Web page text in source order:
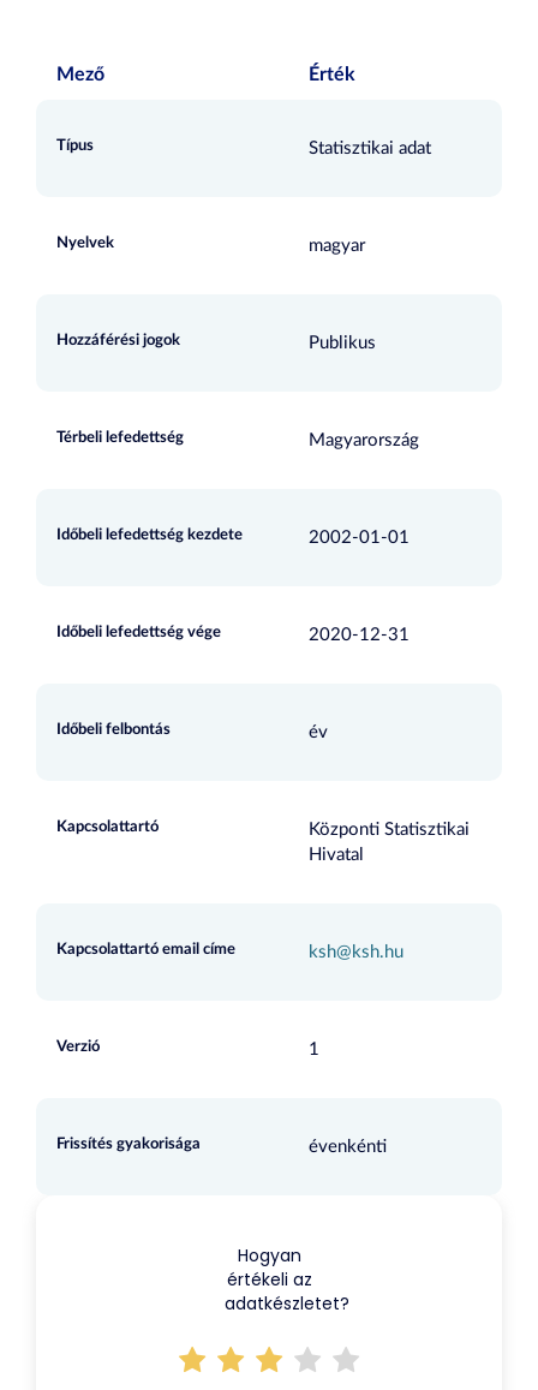
Mező Érték
Típus Statisztikai adat
Nyelvek magyar
Hozzáférési jogok Publikus
Térbeli lefedettség Magyarország
Időbeli lefedettség kezdete 2002-01-01
Időbeli lefedettség vége 2020-12-31
Időbeli felbontás év
Kapcsolattartó
Központi Statisztikai
Hivatal
Kapcsolattartó email címe ksh@ksh.hu
Verzió 1
Frissítés gyakorisága évenkénti
Hogyan
értékeli az
adatkészletet?